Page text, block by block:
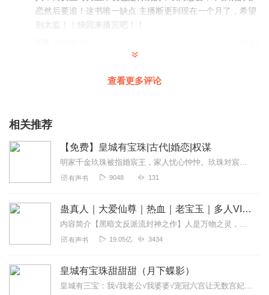
恋然后要追！这书唯一缺点:主播断更到现在一个月了，希望
别太监！！快回来播完吧！！
为啥不更新了呢，求更新
刘想想呀
月下蝶影是我喜欢的晋江作者，她的每篇作品我都有看。不
论是言情还是耽美都是轻松、有人味的甜宠文。主播的声音
我挺喜欢，感觉和“宝珠”蛮搭的。声音干脆干净！
看了小说，甜哦，觉得好喜欢呀，就想着看看有没有有声
呀，生动形象哦，声音也是很喜欢呀，果断追，就是还木有
查看更多评论
相关推荐
【免费】皇城有宝珠|古代|婚恋|权谋
明家千金玖珠被指婚宸王，家人忧心忡忡。玖珠对宸王好奇，随后受邀进宫赏画。她在陵州道观长大，天真娇憨，入宫之行将展开怎样故事？
有声书 9048 131
蛊真人｜大爱仙尊｜热血｜老宝玉｜多人VIP免费有声剧
内容简介【黑暗文反派流封神之作】人是万物之灵，蛊是天地真精。一个穿越者不断重生的故事。一个养蛊、炼蛊、用蛊的奇特世界。配音组（男角色）老宝玉旁白...
有声书 19.05亿 3434
皇城有宝珠甜甜甜（月下蝶影）
皇城有三宝：我√我老公√我婆婆√宠冠六宫让无数宫妃嫉妒的苏贵妃，被陛下偏心着长大的宸王，但凡读书多点的人，谁不感慨一声，这对母子，将来肯定不会有好下场。即将与宸...